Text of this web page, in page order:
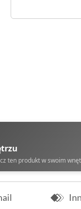
ten produkt w swoim